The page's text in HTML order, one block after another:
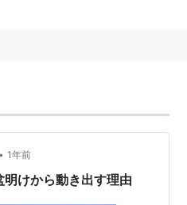
• 1年前
けから動き出す理由